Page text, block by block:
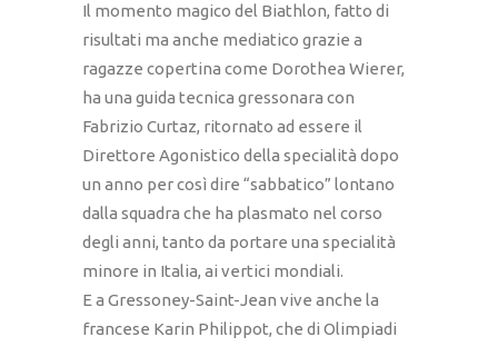
Il momento magico del Biathlon, fatto di
risultati ma anche mediatico grazie a
ragazze copertina come Dorothea Wierer,
ha una guida tecnica gressonara con
Fabrizio Curtaz, ritornato ad essere il
Direttore Agonistico della specialità dopo
un anno per così dire “sabbatico” lontano
dalla squadra che ha plasmato nel corso
degli anni, tanto da portare una specialità
minore in Italia, ai vertici mondiali.
E a Gressoney-Saint-Jean vive anche la
francese Karin Philippot, che di Olimpiadi